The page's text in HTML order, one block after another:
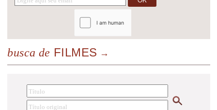
busca de FILMES